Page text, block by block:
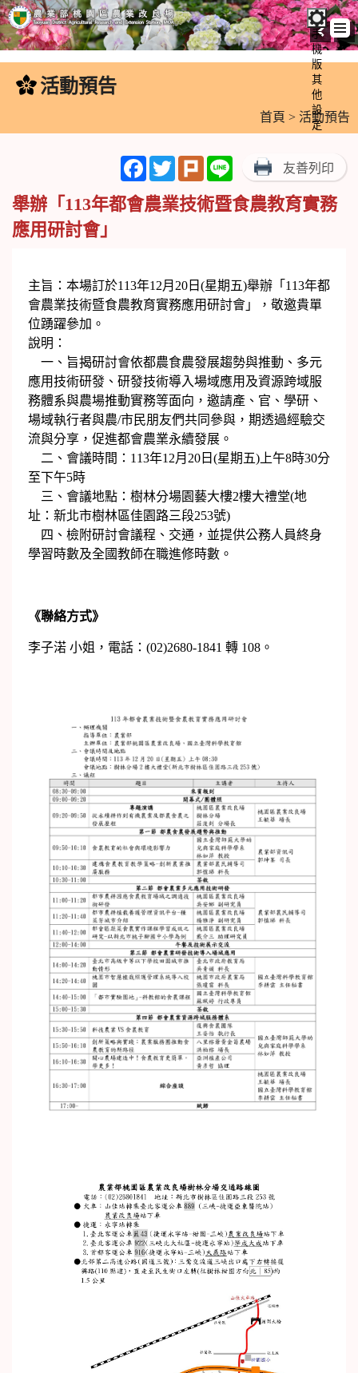
跳
內
手
機
版
其
他
設
定
活動預告
首頁 > 活動預告
FacebookTwitterPlurk Line 友善列印
舉辦「113年都會農業技術暨食農教育實務
應用研討會」
主旨：本場訂於113年12月20日(星期五)舉辦「113年都
會農業技術暨食農教育實務應用研討會」，敬邀貴單
位踴躍參加。
說明：
一、旨揭研討會依都農食農發展趨勢與推動、多元
應用技術研發、研發技術導入場域應用及資源跨域服
務體系與農場推動實務等面向，邀請產、官、學研、
場域執行者與農/市民朋友們共同參與，期透過經驗交
流與分享，促進都會農業永續發展。
二、會議時間：113年12月20日(星期五)上午8時30分
至下午5時
三、會議地點：樹林分場園藝大樓2樓大禮堂(地
址：新北市樹林區佳園路三段253號)
四、檢附研討會議程、交通，並提供公務人員終身
學習時數及全國教師在職進修時數。
《聯絡方式》
李子渃 小姐，電話：(02)2680-1841 轉 108。